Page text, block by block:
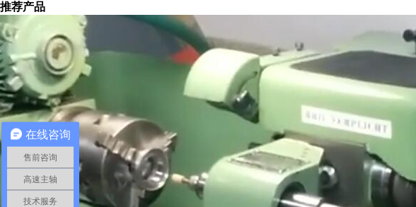
推荐产品
在线咨询
售前咨询
高速主轴
技术服务